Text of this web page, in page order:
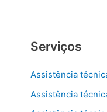
Serviços
Assistência
Assistência